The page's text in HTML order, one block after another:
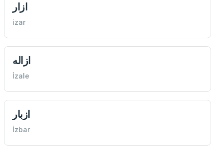
ازار
izar
ازاله
İzale
ازبار
İzbar